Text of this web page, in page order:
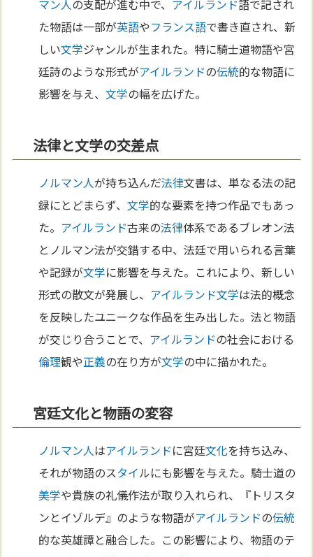
マン人の支配が進む中で、 アイルランド語で記され
た物語は一部が英語やフランス語で書き直され、新
しい文学ジャンルが生まれた。特に騎士道物語や宮
廷詩のような形式がアイルランドの伝統的な物語に
影響を与え、文学の幅を広げた。
法律と文学の交差点
ノルマン人が持ち込んだ法律文書は、単なる法の記
録にとどまらず、文学的な要素を持つ作品でもあっ
た。 アイルランド古来の法律体系であるブレオン法
とノルマン法が交錯する中、法廷で用いられる言葉
や記録が文学に影響を与えた。これにより、新しい
形式の散文が発展し、 アイルランド文学は法的概念
を反映したユニークな作品を生み出した。法と物語
が交じり合うことで、 アイルランドの社会における
倫理観や正義の在り方が文学の中に描かれた。
宮廷文化と物語の変容
ノルマン人はアイルランドに宮廷文化を持ち込み、
それが物語のスタイルにも影響を与えた。騎士道の
美学や貴族の礼儀作法が取り入れられ、『トリスタ
ンとイゾルデ』のような物語がアイルランドの伝統
的な英雄譚と融合した。この影響により、物語のテ